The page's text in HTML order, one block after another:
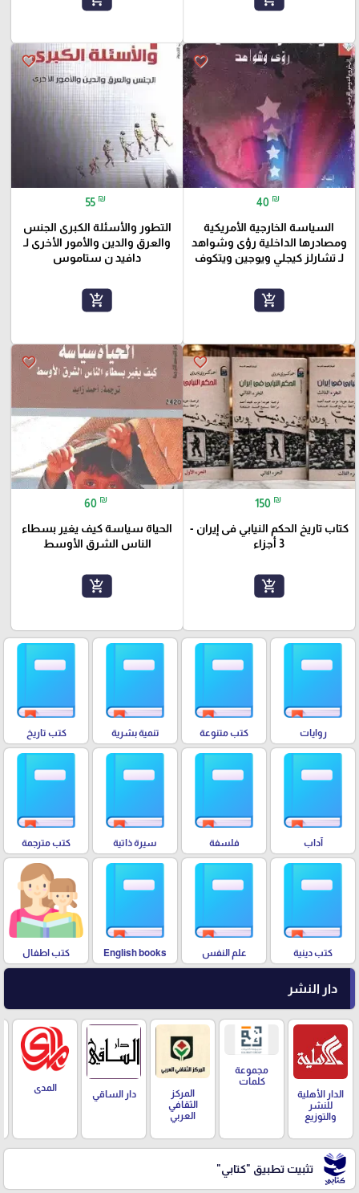
favorite_border
40 ₪
السياسة الخارجية الأمريكية
ومصادرها الداخلية رؤى وشواهد
لـ تشارلز كيجلي ويوجين ويتكوف
add_shopping_cart
favorite_border
55 ₪
التطور والأسئلة الكبرى الجنس
والعرق والدين والأمور الأخرى لـ
دافيد ن ستاموس
add_shopping_cart
favorite_border
150 ₪
كتاب تاريخ الحكم النيابي فى إيران -
3 أجزاء
add_shopping_cart
favorite_border
60 ₪
الحياة سياسة كيف يغير بسطاء
الناس الشرق الأوسط
add_shopping_cart
روايات كتب متنوعة تنمية بشرية كتب تاريخ
آداب فلسفة سيرة ذاتية كتب مترجمة
كتب دينية علم النفس English books كتب اطفال
دار النشر
الدار الأهلية
للنشر
والتوزيع
مجموعة
كلمات
المركز
الثقافي
العربي
دار الساقي
المدى
تثبيت تطبيق "كتابي"